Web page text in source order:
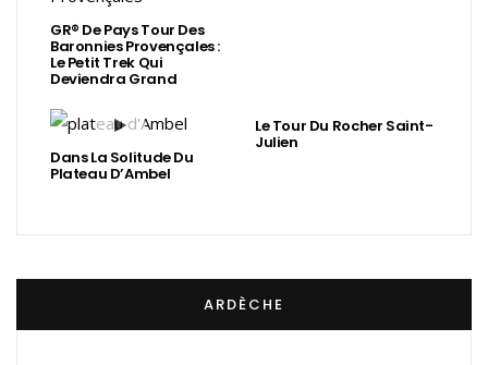
GR® De Pays Tour Des
Baronnies Provençales :
Le Petit Trek Qui
Deviendra Grand
Dans La Solitude Du
Plateau D’Ambel
Le Tour Du Rocher Saint-
Julien
ARDÈCHE